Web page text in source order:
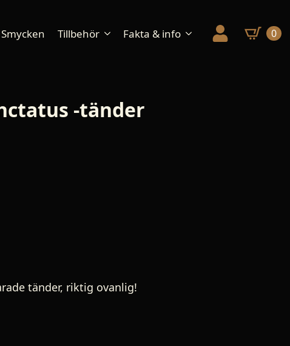
Smycken Tillbehör Fakta & info 0
-tänder
tänder, riktig ovanlig!